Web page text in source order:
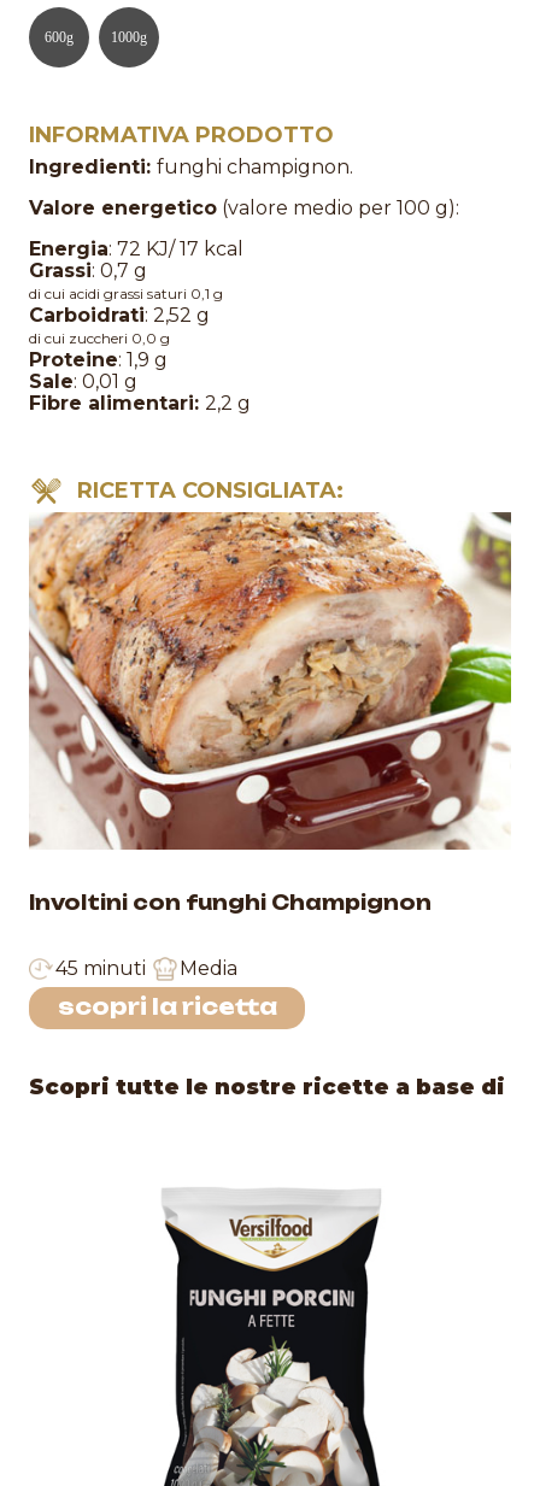
600g 1000g
INFORMATIVA PRODOTTO
Ingredienti: funghi champignon.
Valore energetico (valore medio per 100 g):
Energia: 72 KJ/ 17 kcal
Grassi: 0,7 g
di cui acidi grassi saturi 0,1 g
Carboidrati: 2,52 g
di cui zuccheri 0,0 g
Proteine: 1,9 g
Sale: 0,01 g
Fibre alimentari: 2,2 g
RICETTA CONSIGLIATA:
Involtini con funghi Champignon
45 minuti Media
scopri la ricetta
Scopri tutte le nostre ricette a base di